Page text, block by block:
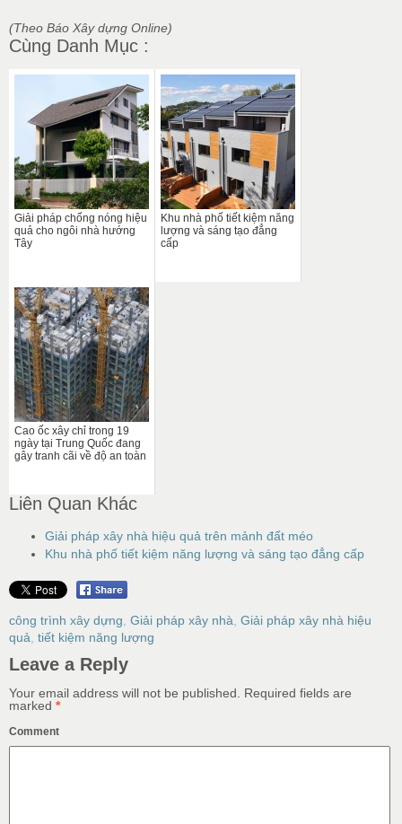
(Theo Báo Xây dựng Online)
Cùng Danh Mục :
Giải pháp chống nóng hiệu
quả cho ngôi nhà hướng
Tây
Khu nhà phố tiết kiệm năng
lượng và sáng tạo đẳng
cấp
Cao ốc xây chỉ trong 19
ngày tại Trung Quốc đang
gây tranh cãi về độ an toàn
Liên Quan Khác
Giải pháp xây nhà hiệu quả trên mảnh đất méo
Khu nhà phố tiết kiệm năng lượng và sáng tạo đẳng cấp
công trình xây dựng Giải pháp xây nhà Giải pháp xây nhà hiệu
quả tiết kiệm năng lượng
Leave a Reply
Your email address will not be published.
Required fields are
marked *
Comment